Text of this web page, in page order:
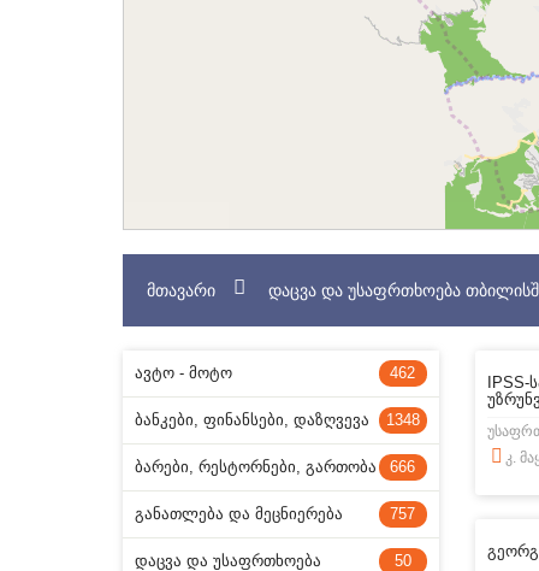
ᲛᲗᲐᲕᲐᲠᲘ ᲓᲐᲪᲕᲐ ᲓᲐ ᲣᲡᲐᲤᲠᲗᲮᲝᲔᲑᲐ
ᲐᲕᲢᲝ - ᲛᲝᲢᲝ 462
ᲑᲐᲜᲙᲔᲑᲘ, ᲤᲘᲜᲐᲜᲡᲔᲑᲘ, ᲓᲐᲖᲦᲕᲔᲕᲐ 1348
ᲑᲐᲠᲔᲑᲘ, ᲠᲔᲡᲢᲝᲠᲜᲔᲑᲘ, ᲒᲐᲠᲗᲝᲑᲐ 666
ᲒᲐᲜᲐᲗᲚᲔᲑᲐ ᲓᲐ ᲛᲔᲪᲜᲘᲔᲠᲔᲑᲐ 757
ᲓᲐᲪᲕᲐ ᲓᲐ ᲣᲡᲐᲤᲠᲗᲮᲝᲔᲑᲐ 50
კ.